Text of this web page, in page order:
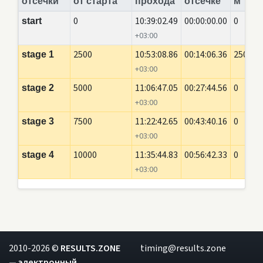
start
0 10:39:02.49
+03:00
00:00:00.00 0
stage 1 2500 10:53:08.86
+03:00
00:14:06.36 2500
stage 2 5000 11:06:47.05
+03:00
00:27:44.56 0
stage 3 7500 11:22:42.65
+03:00
00:43:40.16 0
stage 4 10000 11:35:44.83
+03:00
00:56:42.33 0
2010-2026 © RESULTS.ZONE
timing@results.zone